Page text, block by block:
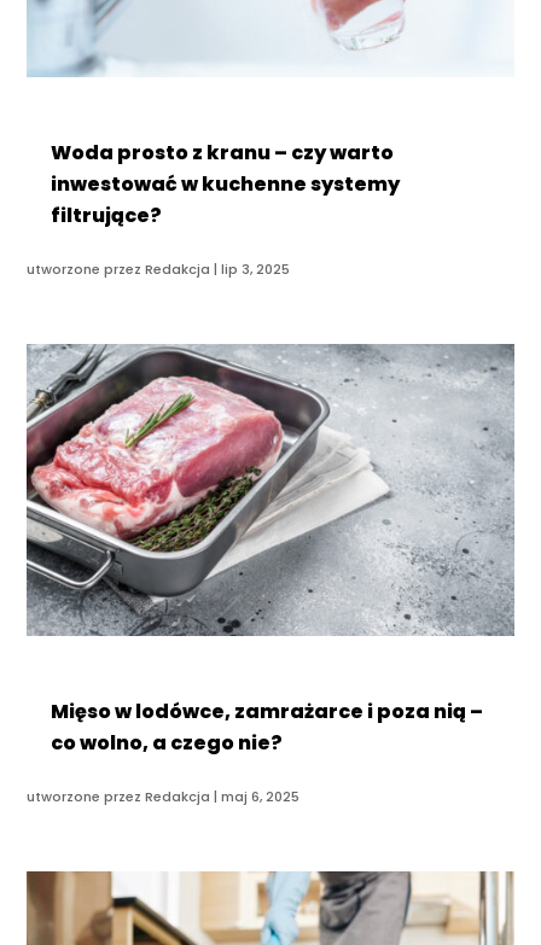
Woda prosto z kranu – czy warto
inwestować w kuchenne systemy
filtrujące?
utworzone przezRedakcja |lip 3, 2025
Mięso w lodówce, zamrażarce i poza nią –
co wolno, a czego nie?
utworzone przezRedakcja |maj 6, 2025